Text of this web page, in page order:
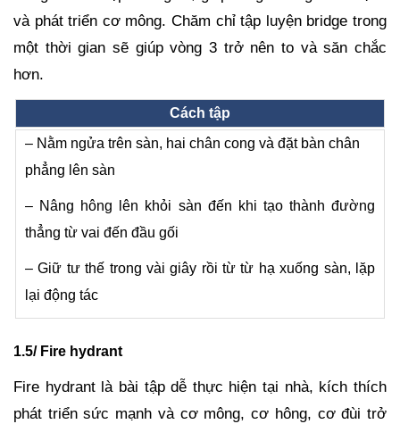
và phát triển cơ mông. Chăm chỉ tập luyện bridge trong
một thời gian sẽ giúp vòng 3 trở nên to và săn chắc
hơn.
Cách tập
– Nằm ngửa trên sàn, hai chân cong và đặt bàn chân
phẳng lên sàn
– Nâng hông lên khỏi sàn đến khi tạo thành đường
thẳng từ vai đến đầu gối
– Giữ tư thế trong vài giây rồi từ từ hạ xuống sàn, lặp
lại động tác
1.5/ Fire hydrant
Fire hydrant là bài tập dễ thực hiện tại nhà, kích thích
phát triển sức mạnh và cơ mông, cơ hông, cơ đùi trở